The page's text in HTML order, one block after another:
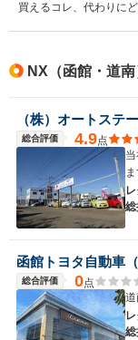
買えるコレ、代わりに
NX（函館・道
（株）オートステ
総合評価 4.9点
函館トヨタ自動車
総合評価 0点
道